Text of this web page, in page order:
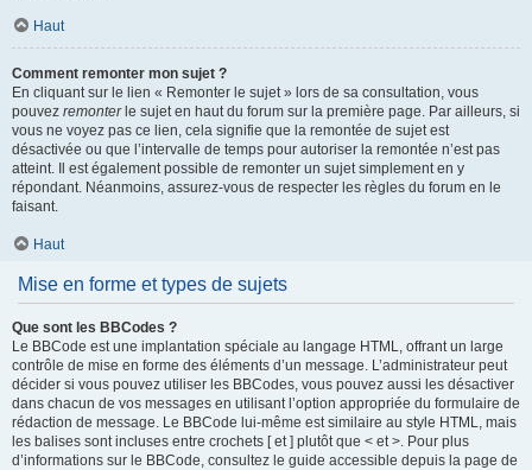
Haut
Comment remonter mon sujet ?
En cliquant sur le lien « Remonter le sujet » lors de sa consultation, vous
pouvez remonterle sujet en haut du forum sur la première page. Par ailleurs, si
vous ne voyez pas ce lien, cela signifie que la remontée de sujet est
désactivée ou que l’intervalle de temps pour autoriser la remontée n’est pas
atteint. Il est également possible de remonter un sujet simplement en y
répondant. Néanmoins, assurez-vous de respecter les règles du forum en le
faisant.
Haut
Mise en forme et types de sujets
Que sont les BBCodes ?
Le BBCode est une implantation spéciale au langage HTML, offrant un large
contrôle de mise en forme des éléments d’un message. L’administrateur peut
décider si vous pouvez utiliser les BBCodes, vous pouvez aussi les désactiver
dans chacun de vos messages en utilisant l’option appropriée du formulaire de
rédaction de message. Le BBCode lui-même est similaire au style HTML, mais
les balises sont incluses entre crochets [ et ] plutôt que < et >. Pour plus
d’informations sur le BBCode, consultez le guide accessible depuis la page de